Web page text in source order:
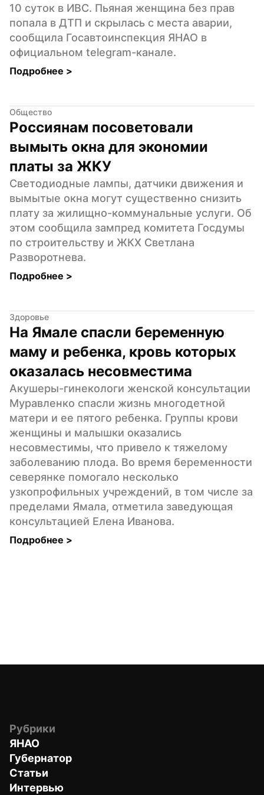
10 суток в ИВС. Пьяная женщина без прав
попала в ДТП и скрылась с места аварии,
сообщила Госавтоинспекция ЯНАО в
официальном telegram-канале.
Подробнее >
Общество
Россиянам посоветовали
вымыть окна для экономии
платы за ЖКУ
Светодиодные лампы, датчики движения и
вымытые окна могут существенно снизить
плату за жилищно-коммунальные услуги. Об
этом сообщила зампред комитета Госдумы
по строительству и ЖКХ Светлана
Разворотнева.
Подробнее >
Здоровье
На Ямале спасли беременную
маму и ребенка, кровь которых
оказалась несовместима
Акушеры-гинекологи женской консультации
Муравленко спасли жизнь многодетной
матери и ее пятого ребенка. Группы крови
женщины и малышки оказались
несовместимы, что привело к тяжелому
заболеванию плода. Во время беременности
северянке помогало несколько
узкопрофильных учреждений, в том числе за
пределами Ямала, отметила заведующая
консультацией Елена Иванова.
Подробнее >
Рубрики
ЯНАО
Губернатор
Статьи
Интервью